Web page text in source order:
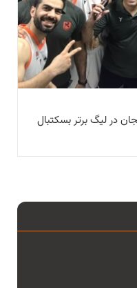
در ليگ برتر بسکتبال